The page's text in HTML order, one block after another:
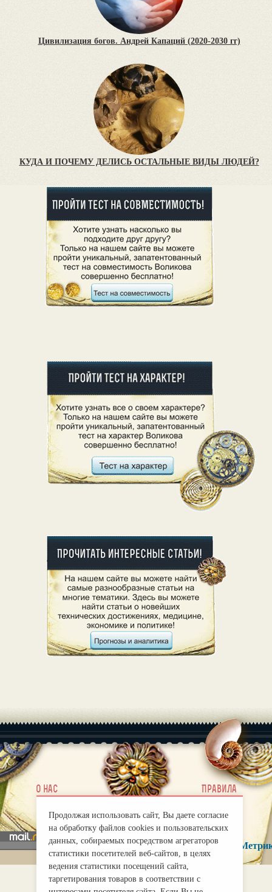
Цивилизация богов. Андрей Капаций (2020-2030 гг)
КУДА И ПОЧЕМУ ДЕЛИСЬ ОСТАЛЬНЫЕ ВИДЫ ЛЮДЕЙ?
О нас |
Правила
Продолжая использовать сайт, Вы даете согласие
на обработку файлов cookies и пользовательских
данных, собираемых посредством агрегаторов
статистики посетителей веб-сайтов, в целях
ведения статистики посещений сайта,
таргетирования товаров в соответствии с